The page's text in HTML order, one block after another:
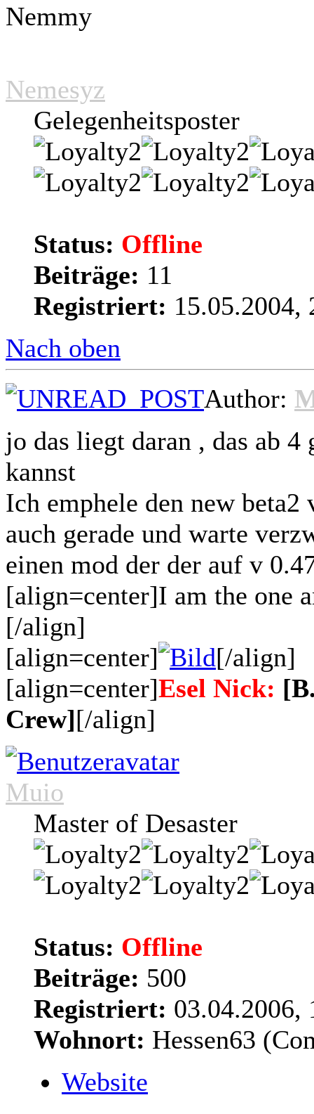
Nemmy
Nemesyz
Gelegenheitsposter
Status: Offline
Beiträge: 11
Registriert: 15.05.2004,
Nach oben
Author:
jo das liegt daran , das ab
kannst
Ich emphele den new
auch gerade und warte
einen mod der der auf v
[align=center]I am the one
[/align]
[align=center]
[/align]
[align=center]Esel Nick:
Crew][/align]
Muio
Master of Desaster
Status: Offline
Beiträge: 500
Registriert: 03.04.2006,
Wohnort: Hessen63
Website